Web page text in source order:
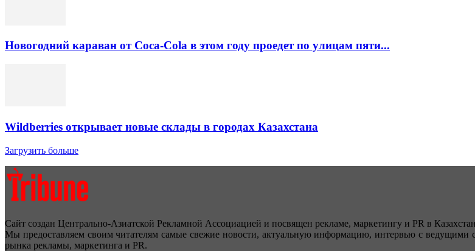
Новогодний караван от Coca-Cola в этом году проедет по улицам пяти...
Wildberries открывает новые склады в городах Казахстана
Загрузить больше
Сайт создан Центрально-Азиатской Рекламной Ассоциацией и посвящен рекламе, маркетингу и PR в
Мы предоставляем своим читателям самые свежие новости, актуальную информацию, интервью с ведущими
рынка рекламы, маркетинга и PR.